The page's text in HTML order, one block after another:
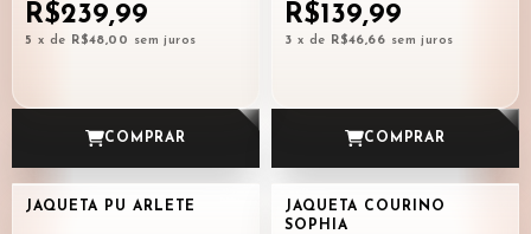
R$239,99
5 x de R$48,00 sem juros
COMPRAR
R$139,99
3 x de R$46,66 sem juros
COMPRAR
JAQUETA PU ARLETE
JAQUETA COURINO
SOPHIA